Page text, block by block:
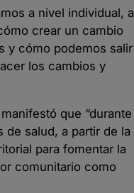
a nivel individual, a
crear un cambio
y cómo podemos salir
los cambios y
que “durante
de salud, a partir de la
para fomentar la
comunitario como